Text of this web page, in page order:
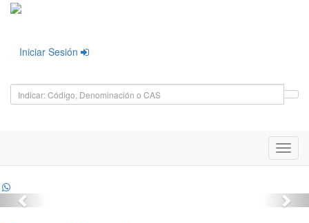
Iniciar Sesión